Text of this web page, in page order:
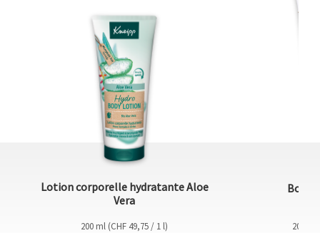
Lotion corporelle hydratante Aloe
Vera
200 ml (CHF 49,75 / 1 l) 200 ml